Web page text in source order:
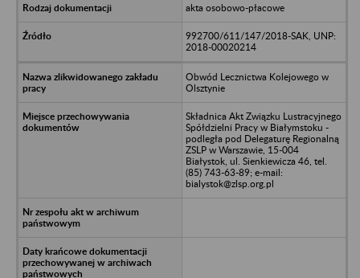
akta osobowo-płacowe
992700/611/147/2018-SAK, UNP:
2018-00020214
Obwód Lecznictwa Kolejowego w
Olsztynie
Składnica Akt Związku Lustracyjnego
Spółdzielni Pracy w Białymstoku -
podległa pod Delegaturę Regionalną
ZSLP w Warszawie, 15-004
Białystok, ul. Sienkiewicza 46, tel.
(85) 743-63-89; e-mail:
bialystok@zlsp.org.pl